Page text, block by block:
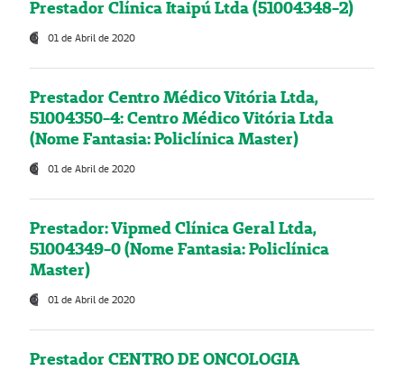
Prestador Clínica Itaipú Ltda (51004348-2)
01 de Abril de 2020
Prestador Centro Médico Vitória Ltda,
51004350-4: Centro Médico Vitória Ltda
(Nome Fantasia: Policlínica Master)
01 de Abril de 2020
Prestador: Vipmed Clínica Geral Ltda,
51004349-0 (Nome Fantasia: Policlínica
Master)
01 de Abril de 2020
Prestador CENTRO DE ONCOLOGIA